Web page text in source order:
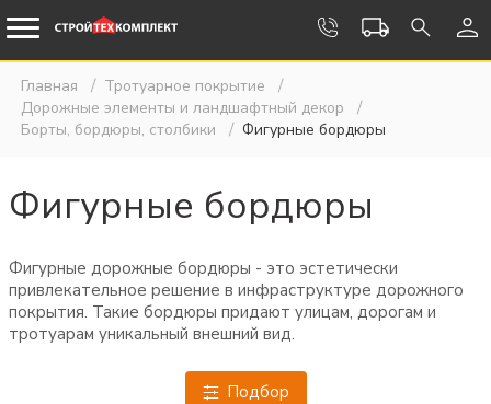
Главная
Тротуарное покрытие
Дорожные элементы и ландшафтный декор
Борты, бордюры, столбики
Фигурные бордюры
Фигурные бордюры
Фигурные дорожные бордюры - это эстетически
привлекательное решение в инфраструктуре дорожного
покрытия. Такие бордюры придают улицам, дорогам и
тротуарам уникальный внешний вид.
Подбор